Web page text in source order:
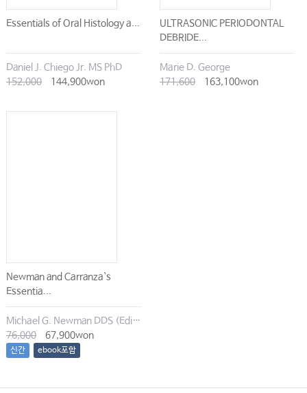
Essentials of Oral Histology a...
Daniel J. Chiego Jr. MS PhD
152,000
144,900won
ULTRASONIC PERIODONTAL
DEBRIDE...
Marie D. George
171,600
163,100won
Newman and Carranza`s
Essentia...
Michael G. Newman DDS (Editor), Irina Dragan (Editor), Satheesh Elangovan BDS DSc DMSc (Editor), Archana K. Karan (Editor)
76,000
67,900won
신간 ebook포함